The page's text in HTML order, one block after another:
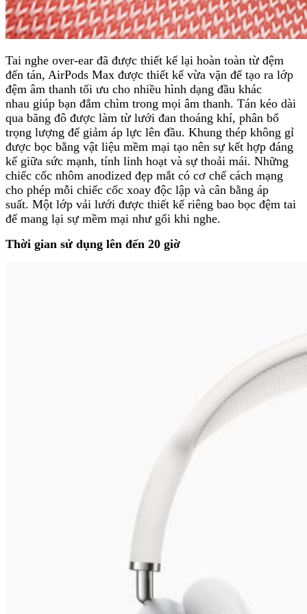
Tai nghe over-ear đã được thiết kế lại hoàn toàn từ đệm
đến tán, AirPods Max được thiết kế vừa vặn để tạo ra lớp
đệm âm thanh tối ưu cho nhiều hình dạng đầu khác
nhau giúp bạn đắm chìm trong mọi âm thanh. Tán kéo dài
qua băng đô được làm từ lưới đan thoáng khí, phân bổ
trọng lượng để giảm áp lực lên đầu. Khung thép không gỉ
được bọc bằng vật liệu mềm mại tạo nên sự kết hợp đáng
kể giữa sức mạnh, tính linh hoạt và sự thoải mái. Những
chiếc cốc nhôm anodized đẹp mắt có cơ chế cách mạng
cho phép mỗi chiếc cốc xoay độc lập và cân bằng áp
suất. Một lớp vải lưới được thiết kế riêng bao bọc đệm tai
để mang lại sự mềm mại như gối khi nghe.
Thời gian sử dụng lên đến 20 giờ